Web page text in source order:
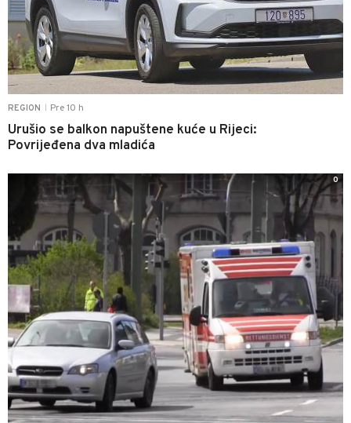
REGION Pre 10 h
Urušio se balkon napuštene kuće u Rijeci:
Povrijeđena dva mladića
0